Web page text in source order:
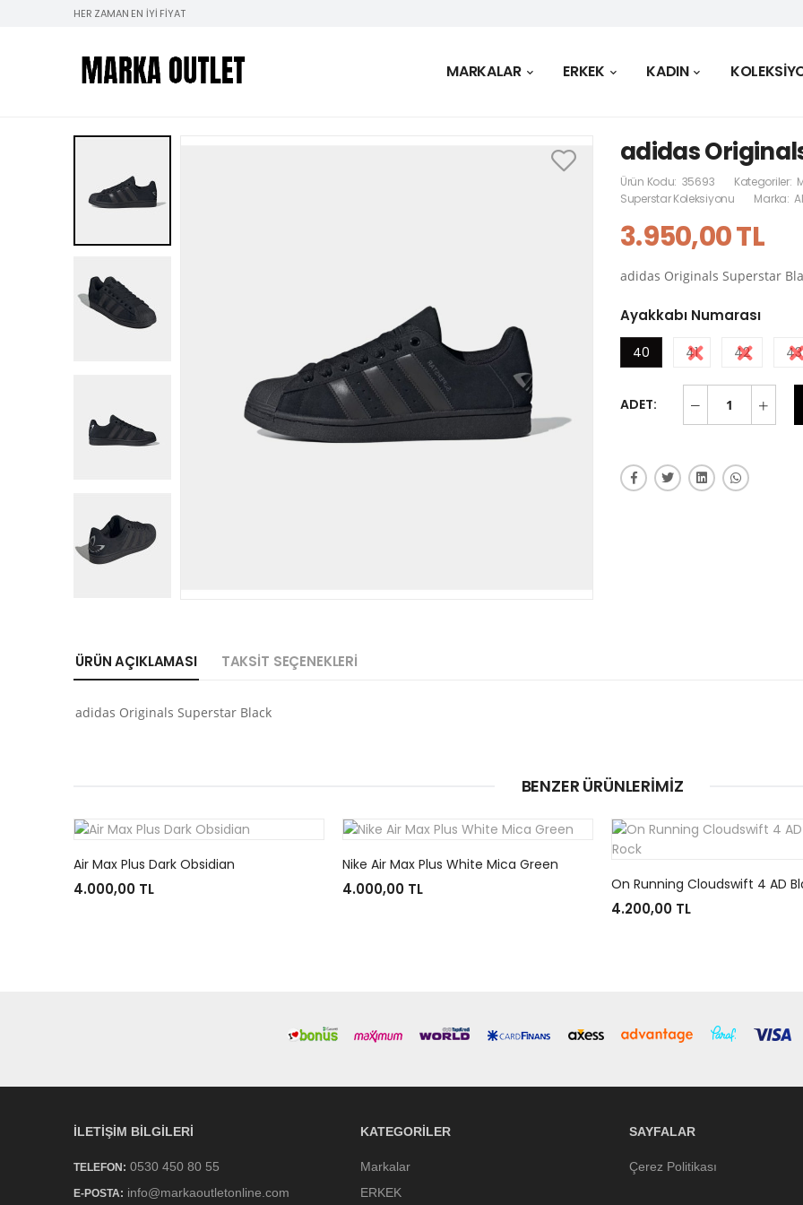
HER ZAMAN EN İYI FIYAT
MARKALAR ERKEK KADIN
adidas
Ürün Kodu: 35693 Kategoriler:
Superstar Koleksiyonu
Marka:
3.950,00 TL
adidas Originals Superstar
Ayakkabı Numarası
40 41 42 43
ADET:
ÜRÜN AÇIKLAMASI TAKSIT SEÇENEKLERI
adidas Originals Superstar Black
BENZER ÜRÜNLERIMIZ
Air Max Plus Dark Obsidian
4.000,00 TL
Nike Air Max Plus White Mica Green
4.000,00 TL
4.200,00 TL
İLETIŞIM BILGILERI
TELEFON: 0530 450 80 55
E-POSTA: info@markaoutletonline.com
KATEGORILER
Markalar
ERKEK
SAYFALAR
Çerez Politikası